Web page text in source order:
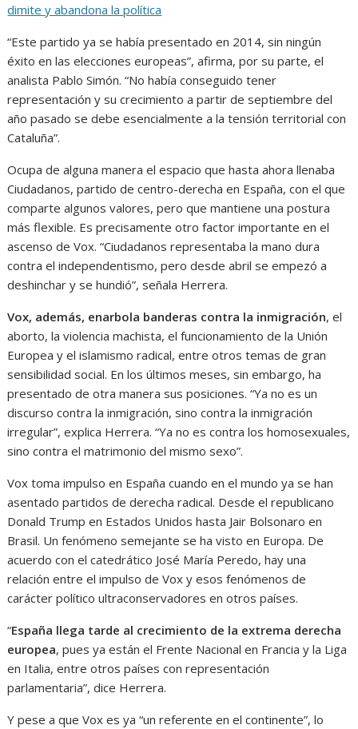
dimite y abandona la política
“Este partido ya se había presentado en 2014, sin ningún
éxito en las elecciones europeas”, afirma, por su parte, el
analista Pablo Simón. “No había conseguido tener
representación y su crecimiento a partir de septiembre del
año pasado se debe esencialmente a la tensión territorial con
Cataluña”.
Ocupa de alguna manera el espacio que hasta ahora llenaba
Ciudadanos, partido de centro-derecha en España, con el que
comparte algunos valores, pero que mantiene una postura
más flexible. Es precisamente otro factor importante en el
ascenso de Vox. “Ciudadanos representaba la mano dura
contra el independentismo, pero desde abril se empezó a
deshinchar y se hundió”, señala Herrera.
Vox, además, enarbola banderas contra la inmigración, el
aborto, la violencia machista, el funcionamiento de la Unión
Europea y el islamismo radical, entre otros temas de gran
sensibilidad social. En los últimos meses, sin embargo, ha
presentado de otra manera sus posiciones. “Ya no es un
discurso contra la inmigración, sino contra la inmigración
irregular”, explica Herrera. “Ya no es contra los homosexuales,
sino contra el matrimonio del mismo sexo”.
Vox toma impulso en España cuando en el mundo ya se han
asentado partidos de derecha radical. Desde el republicano
Donald Trump en Estados Unidos hasta Jair Bolsonaro en
Brasil. Un fenómeno semejante se ha visto en Europa. De
acuerdo con el catedrático José María Peredo, hay una
relación entre el impulso de Vox y esos fenómenos de
carácter político ultraconservadores en otros países.
“España llega tarde al crecimiento de la extrema derecha
europea, pues ya están el Frente Nacional en Francia y la Liga
en Italia, entre otros países con representación
parlamentaria”, dice Herrera.
Y pese a que Vox es ya “un referente en el continente”, lo